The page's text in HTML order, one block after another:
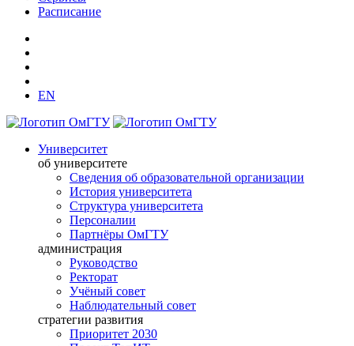
Расписание
EN
Университет
об университете
Сведения об образовательной организации
История университета
Структура университета
Персоналии
Партнёры ОмГТУ
администрация
Руководство
Ректорат
Учёный совет
Наблюдательный совет
стратегии развития
Приоритет 2030